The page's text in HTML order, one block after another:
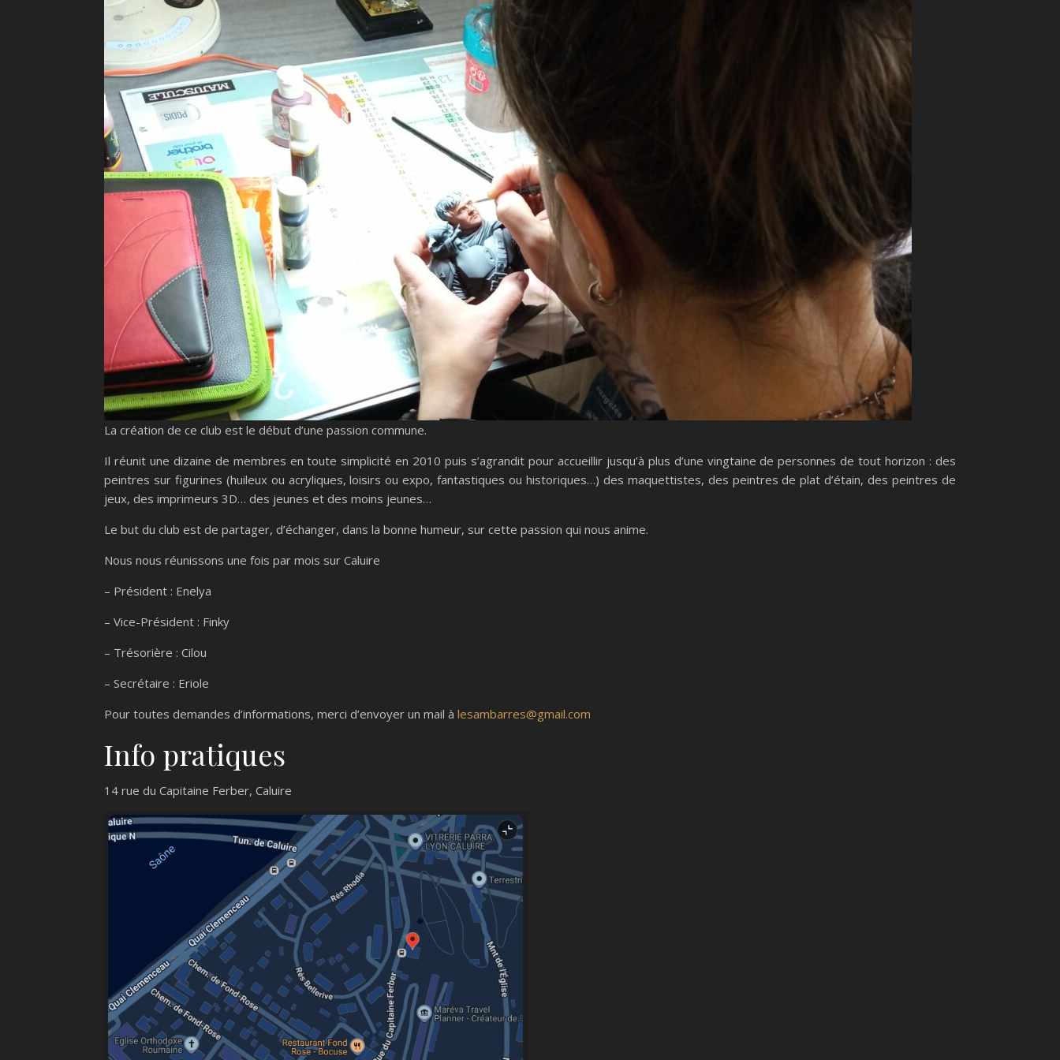
La création de ce club est le début d’une passion commune.
Il réunit une dizaine de membres en toute simplicité en 2010 puis s’agrandit pour accueillir jusqu’à plus d’une vingtaine de personnes de tout horizon : des
peintres sur figurines (huileux ou acryliques, loisirs ou expo, fantastiques ou historiques…) des maquettistes, des peintres de plat d’étain, des peintres de
jeux, des imprimeurs 3D… des jeunes et des moins jeunes…
Le but du club est de partager, d’échanger, dans la bonne humeur, sur cette passion qui nous anime.
Nous nous réunissons une fois par mois sur Caluire
– Président : Enelya
– Vice-Président : Finky
– Trésorière : Cilou
– Secrétaire : Eriole
Pour toutes demandes d’informations, merci d’envoyer un mail à lesambarres@gmail.com
Info pratiques
14 rue du Capitaine Ferber, Caluire